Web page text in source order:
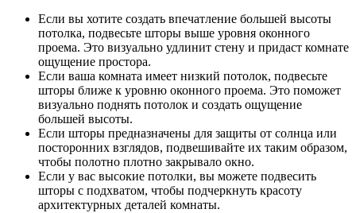
Если вы хотите создать впечатление большей высоты
потолка, подвесьте шторы выше уровня оконного
проема. Это визуально удлинит стену и придаст комнате
ощущение простора.
Если ваша комната имеет низкий потолок, подвесьте
шторы ближе к уровню оконного проема. Это поможет
визуально поднять потолок и создать ощущение
большей высоты.
Если шторы предназначены для защиты от солнца или
посторонних взглядов, подвешивайте их таким образом,
чтобы полотно плотно закрывало окно.
Если у вас высокие потолки, вы можете подвесить
шторы с подхватом, чтобы подчеркнуть красоту
архитектурных деталей комнаты.